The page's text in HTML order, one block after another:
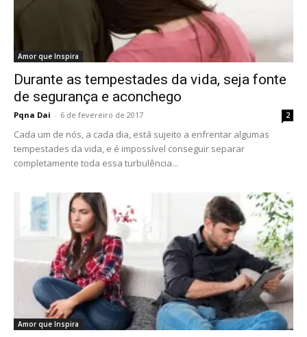
Amor que Inspira
Durante as tempestades da vida, seja fonte
de segurança e aconchego
Pqna Dai - 6 de fevereiro de 2017 2
Cada um de nós, a cada dia, está sujeito a enfrentar algumas
tempestades da vida, e é impossível conseguir separar
completamente toda essa turbulência...
Amor que Inspira